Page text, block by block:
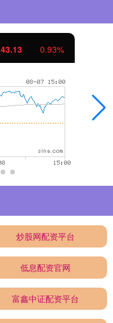
43.13 0.93%
炒股网配资平台
低息配资官网
富鑫中证配资平台